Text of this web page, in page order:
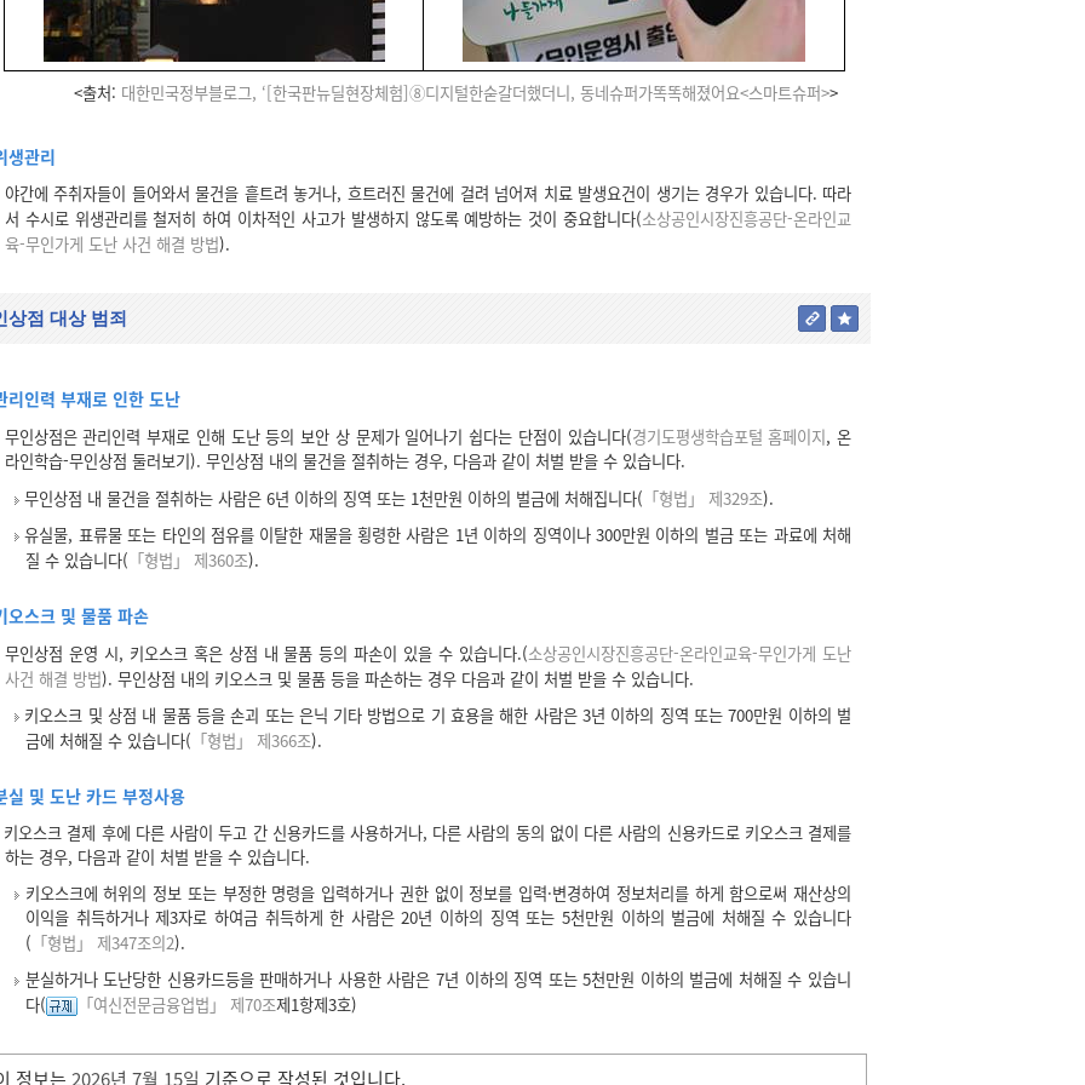
<출처: 대한민국정부블로그, ‘[한국판뉴딜현장체험]⑧디지털한숟갈더했더니, 동네슈퍼가똑똑해졌어요<스마트슈퍼>>
생관리
야간에 주취자들이 들어와서 물건을 흩트려 놓거나, 흐트러진 물건에 걸려 넘어져 치료 발생요건이 생기는 경우가 있습니다. 따라
서 수시로 위생관리를 철저히 하여 이차적인 사고가 발생하지 않도록 예방하는 것이 중요합니다(소상공인시장진흥공단-온라인교
육-무인가게 도난 사건 해결 방법).
상점 대상 범죄
리인력 부재로 인한 도난
무인상점은 관리인력 부재로 인해 도난 등의 보안 상 문제가 일어나기 쉽다는 단점이 있습니다(경기도평생학습포털 홈페이지, 온
라인학습-무인상점 둘러보기). 무인상점 내의 물건을 절취하는 경우, 다음과 같이 처벌 받을 수 있습니다.
무인상점 내 물건을 절취하는 사람은 6년 이하의 징역 또는 1천만원 이하의 벌금에 처해집니다( 「형법」 제329조).
유실물, 표류물 또는 타인의 점유를 이탈한 재물을 횡령한 사람은 1년 이하의 징역이나 300만원 이하의 벌금 또는 과료에 처해
질 수 있습니다( 「형법」 제360조).
오스크 및 물품 파손
무인상점 운영 시, 키오스크 혹은 상점 내 물품 등의 파손이 있을 수 있습니다.(소상공인시장진흥공단-온라인교육-무인가게 도난
사건 해결 방법). 무인상점 내의 키오스크 및 물품 등을 파손하는 경우 다음과 같이 처벌 받을 수 있습니다.
키오스크 및 상점 내 물품 등을 손괴 또는 은닉 기타 방법으로 기 효용을 해한 사람은 3년 이하의 징역 또는 700만원 이하의 벌
금에 처해질 수 있습니다( 「형법」 제366조).
실 및 도난 카드 부정사용
키오스크 결제 후에 다른 사람이 두고 간 신용카드를 사용하거나, 다른 사람의 동의 없이 다른 사람의 신용카드로 키오스크 결제를
하는 경우, 다음과 같이 처벌 받을 수 있습니다.
키오스크에 허위의 정보 또는 부정한 명령을 입력하거나 권한 없이 정보를 입력·변경하여 정보처리를 하게 함으로써 재산상의
이익을 취득하거나 제3자로 하여금 취득하게 한 사람은 20년 이하의 징역 또는 5천만원 이하의 벌금에 처해질 수 있습니다
( 「형법」 제347조의2).
분실하거나 도난당한 신용카드등을 판매하거나 사용한 사람은 7년 이하의 징역 또는 5천만원 이하의 벌금에 처해질 수 있습니
다(
「여신전문금융업법」 제70조제1항제3호)
정보는 2026년 7월 15일 기준으로 작성된 것입니다.